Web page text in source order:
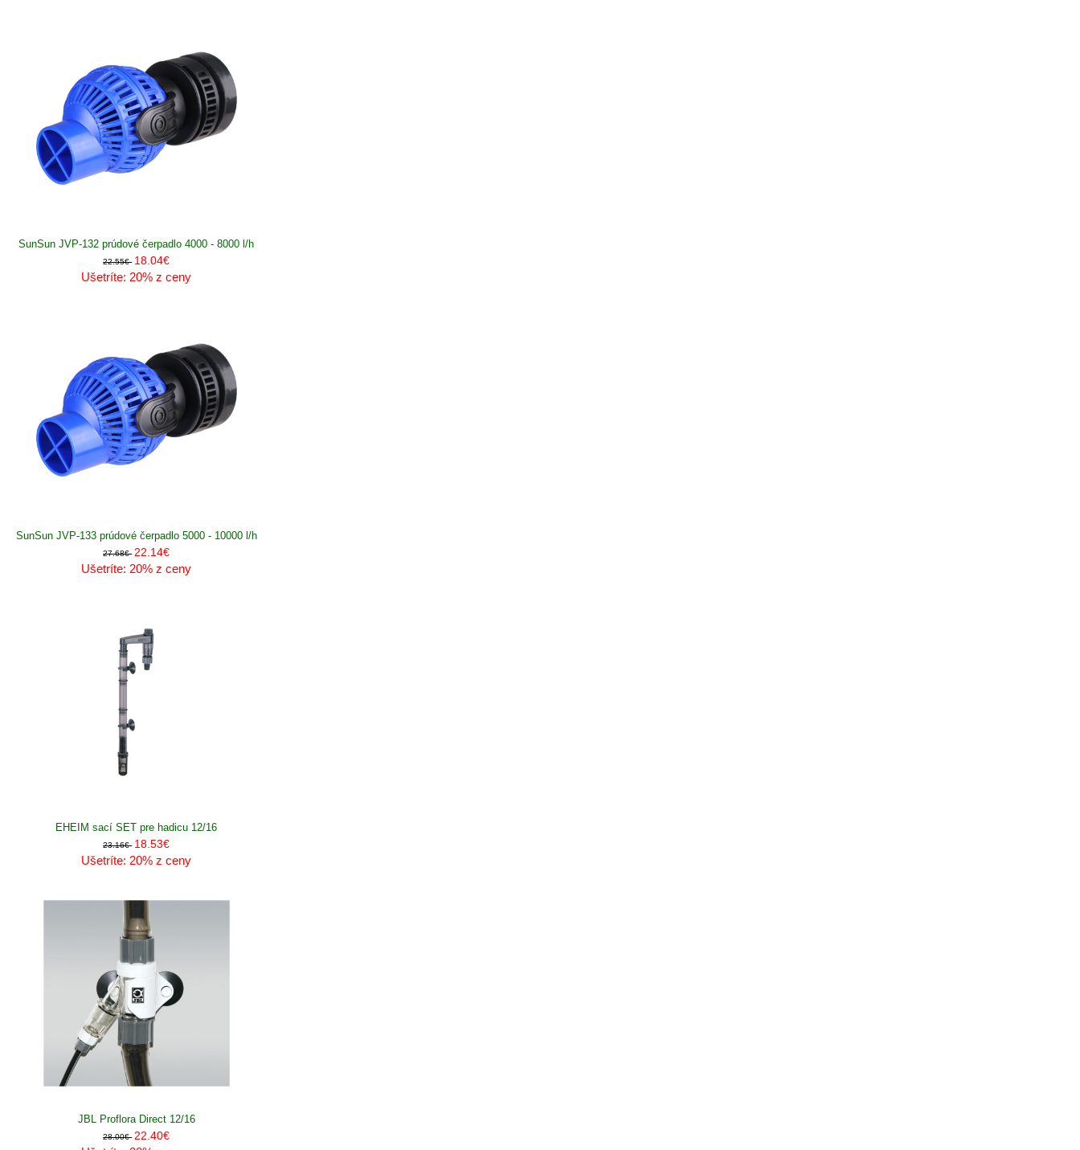
SunSun JVP-132 prúdové čerpadlo 4000 - 8000 l/h
22.55€ 18.04€
Ušetríte: 20% z ceny
SunSun JVP-133 prúdové čerpadlo 5000 - 10000 l/h
27.68€ 22.14€
Ušetríte: 20% z ceny
EHEIM sací SET pre hadicu 12/16
23.16€ 18.53€
Ušetríte: 20% z ceny
JBL Proflora Direct 12/16
28.00€ 22.40€